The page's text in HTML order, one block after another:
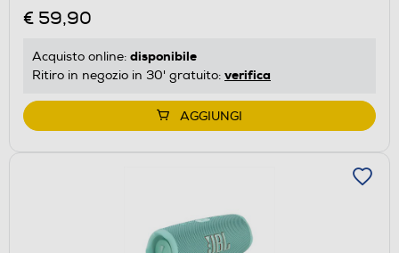
€ 59,90
Acquisto online: disponibile
Ritiro in negozio in 30' gratuito: verifica
AGGIUNGI